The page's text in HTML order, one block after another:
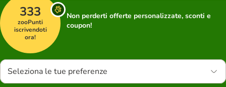
333
zooPunti
iscrivendoti
ora!
Non perderti offerte personalizzate, sconti e
coupon!
Seleziona le tue preferenze